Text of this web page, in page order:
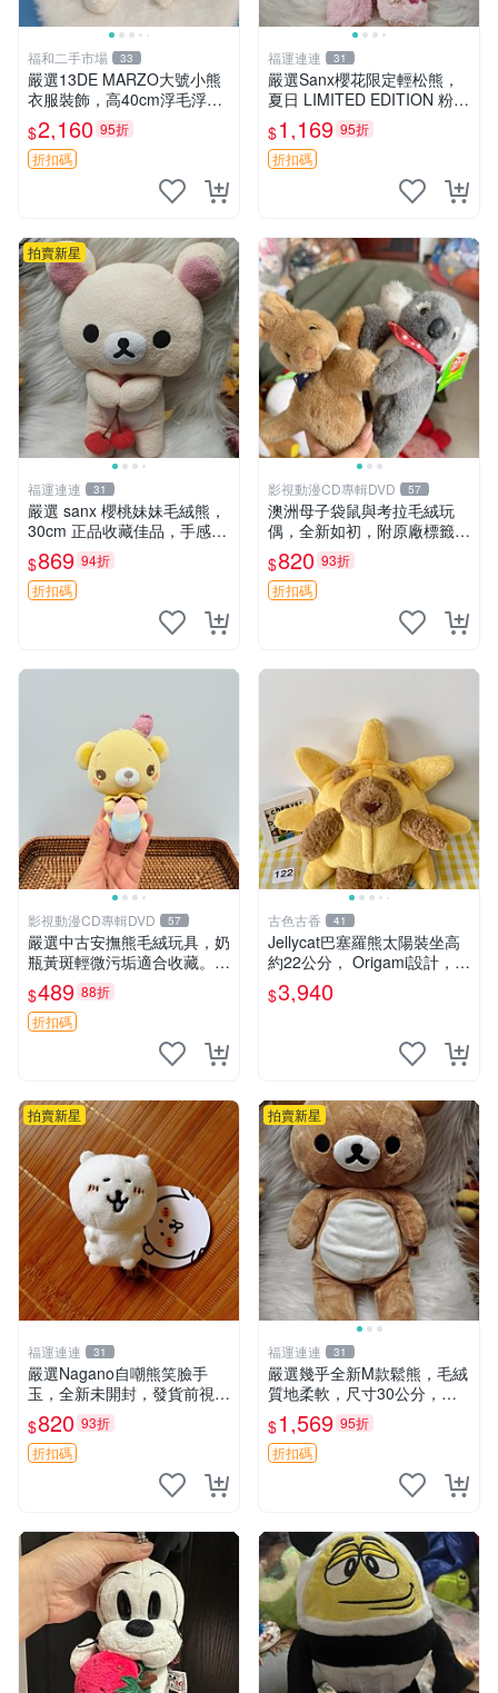
福和二手市場 33
嚴選13DE MARZO大號小熊
衣服裝飾，高40cm浮毛浮
灰，詳觀後再拍。二手收藏請
珍惜。 13DE MARZO 二手
小熊 衣服裝飾
$2,160 95折
折扣碼
福運連連 31
嚴選Sanx櫻花限定輕松熊，
夏日 LIMITED EDITION 粉色
毛絨熊，背有拉鏈設計，肚內
填充豆袋，精致工藝呈現，狀
態如新，適合收藏與送人 櫻
$1,169 95折
折扣碼
拍賣新星
福運連連 31
嚴選 sanx 櫻桃妹妹毛絨熊，
30cm 正品收藏佳品，手感極
軟，適合贈送與收藏 櫻桃妹
妹、sanx、毛絨熊
$869 94折
折扣碼
影視動漫CD專輯DVD 57
澳洲母子袋鼠與考拉毛絨玩
偶，全新如初，附原廠標籤，
手感極軟，適合贈送親朋好
友。袋鼠與考拉正版，精緻尺
寸，適合作為收藏或家飾擺
設，增添暖意。 母子、袋
$820 93折
折扣碼
影視動漫CD專輯DVD 57
嚴選中古安撫熊毛絨玩具，奶
瓶黃斑輕微污垢適合收藏。默
認兩日發貨，全國快遞隨機派
送。 成色如圖可放心購買，
輕微瑕疵和臟污不影響使用。
安撫熊 中古玩偶 毛
$489 88折
折扣碼
古色古香 41
Jellycat巴塞羅熊太陽裝坐高
約22公分， Origami設計，來
自越南。嚴選 Recommendat
ion！巴塞羅、 Origami熊、J
$3,940
拍賣新星
福運連連 31
嚴選Nagano自嘲熊笑臉手
玉，全新未開封，發貨前視頻
確認，海南 廣西 貴州 嚴選N
agano自嘲熊笑臉手玉，全新
未開封，發貨前視頻確認，四
$820 93折
折扣碼
拍賣新星
福運連連 31
嚴選幾乎全新M款鬆熊，毛絨
質地柔軟，尺寸30公分，做
工精緻可愛，適合收藏或贈送
親友。中古使用痕跡，手感依
然優良。 鬆熊 嬰熊 毛玩偶
$1,569 95折
折扣碼